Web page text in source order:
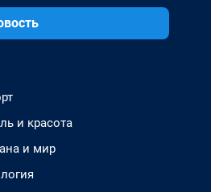
и красота
и мир